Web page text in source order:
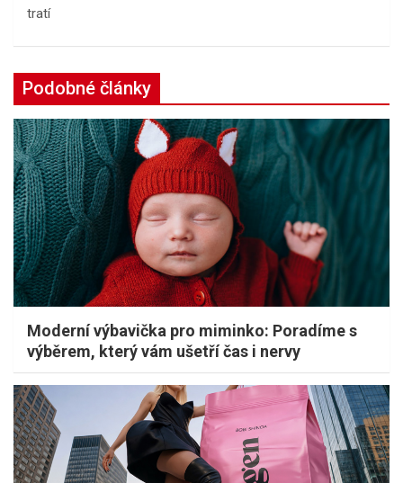
tratí
Podobné články
Moderní výbavička pro miminko: Poradíme s
výběrem, který vám ušetří čas i nervy